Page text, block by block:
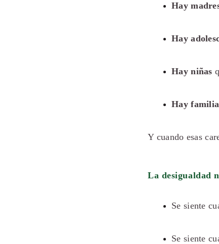
Hay
Hay
Hay niñas
Hay
Y cuando esas
La desigualdad
Se siente
Se siente